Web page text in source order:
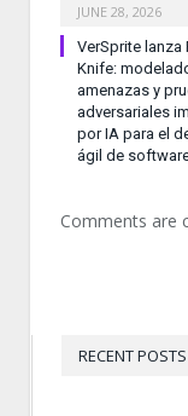
JUNE 28, 2026
VerSprite lanza
Knife:
amenazas y
adversariales
por IA para el
ágil de
Comments are
RECENT POSTS